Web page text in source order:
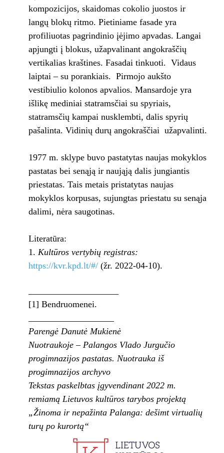
kompozicijos, skaidomas cokolio juostos ir
langų blokų ritmo. Pietiniame fasade yra
profiliuotas pagrindinio įėjimo apvadas. Langai
apjungti į blokus, užapvalinant angokraščių
vertikalias kraštines. Fasadai tinkuoti. Vidaus
laiptai – su porankiais. Pirmojo aukšto
vestibiulio kolonos apvalios. Mansardoje yra
išlikę mediniai statramsčiai su spyriais,
statramsčių kampai nusklembti, dalis spyrių
pašalinta. Vidinių durų angokraščiai užapvalinti.
1977 m. sklype buvo pastatytas naujas mokyklos
pastatas bei senąją ir naująją dalis jungiantis
priestatas. Tais metais pristatytas naujas
mokyklos korpusas, sujungtas priestatu su senąja
dalimi, nėra saugotinas.
Literatūra:
Kultūros vertybių registras:
https://kvr.kpd.lt/#/(žr. 2022-04-10).
[1] Bendruomenei.
Parengė Danutė Mukienė
Nuotraukoje – Palangos Vlado Jurgučio
progimnazijos pastatas. Nuotrauka iš
progimnazijos archyvo
Tekstas paskelbtas įgyvendinant 2022 m.
remiamą Lietuvos kultūros tarybos projektą
„Žinoma ir nepažinta Palanga: dešimt virtualių
turų po kurortą“